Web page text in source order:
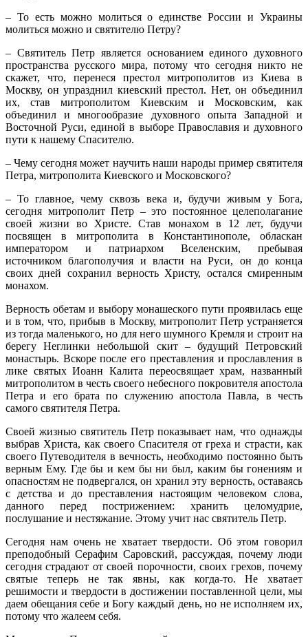
– То есть можно молиться о единстве России и Украины
молиться можно и святителю Петру?
– Святитель Петр является основанием единого духовного
пространства русского мира, потому что сегодня никто не
скажет, что, перенеся престол митрополитов из Киева в
Москву, он упразднил киевский престол. Нет, он объединил
их, став митрополитом Киевским и Московским, как
объединил и многообразие духовного опыта Западной и
Восточной Руси, единой в выборе Православия и духовного
пути к нашему Спасителю.
– Чему сегодня может научить наши народы пример святителя
Петра, митрополита Киевского и Московского?
– То главное, чему сквозь века и, будучи живым у Бога,
сегодня митрополит Петр – это постоянное целеполагание
своей жизни во Христе. Став монахом в 12 лет, будучи
посвящен в митрополита в Константинополе, обласкан
императором и патриархом Вселенским, пребывая
источником благополучия и власти на Руси, он до конца
своих дней сохранил верность Христу, остался смиренным
монахом.
Верность обетам и выбору монашеского пути проявилась еще
и в том, что, прибыв в Москву, митрополит Петр устраняется
из тогда маленького, но для него шумного Кремля и строит на
берегу Неглинки небольшой скит – будущий Петровский
монастырь. Вскоре после его преставления и прославления в
лике святых Иоанн Калита переосвящает храм, названный
митрополитом в честь своего небесного покровителя апостола
Петра и его брата по служению апостола Павла, в честь
самого святителя Петра.
Своей жизнью святитель Петр показывает нам, что однажды
выбрав Христа, как своего Спасителя от греха и страсти, как
своего Путеводителя в вечность, необходимо постоянно быть
верным Ему. Где бы и кем бы ни был, каким бы гонениям и
опасностям не подвергался, он хранил эту верность, оставаясь
с детства и до преставления настоящим человеком слова,
данного перед пострижением: хранить целомудрие,
послушание и нестяжание. Этому учит нас святитель Петр.
Сегодня нам очень не хватает твердости. Об этом говорил
преподобный Серафим Саровский, рассуждая, почему люди
сегодня страдают от своей порочности, своих грехов, почему
святые теперь не так явны, как когда-то. Не хватает
решимости и твердости в достижении поставленной цели, мы
даем обещания себе и Богу каждый день, но не исполняем их,
потому что жалеем себя.